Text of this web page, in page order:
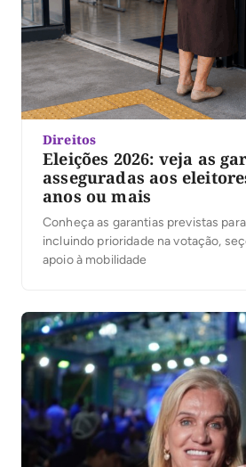
Direitos
Eleições 2026: veja as
asseguradas aos
anos ou mais
Conheça as garantias previstas
incluindo prioridade na votação,
apoio à mobilidade